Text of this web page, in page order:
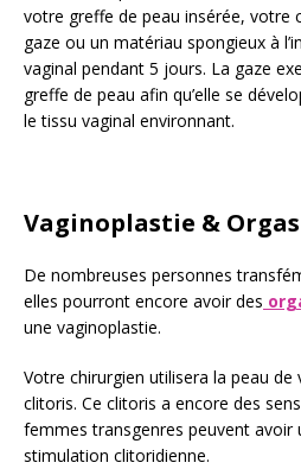
votre greffe de peau insérée, votre
gaze ou un matériau spongieux à
vaginal pendant 5 jours. La gaze
greffe de peau afin qu’elle se
le tissu vaginal environnant.
Vaginoplastie &
De nombreuses personnes
elles pourront encore avoir des
une vaginoplastie.
Votre chirurgien utilisera la peau
clitoris. Ce clitoris a encore des
femmes transgenres peuvent avoir
stimulation clitoridienne.